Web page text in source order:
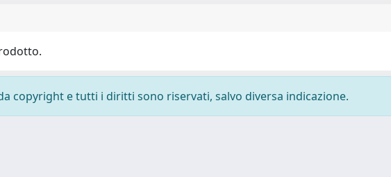
copyright e tutti i diritti sono riservati, salvo diversa indicazione.